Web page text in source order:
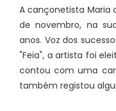
A cançonetista Maria
de novembro, na
anos. Voz dos
"Feia", a artista foi
contou com uma
também registou